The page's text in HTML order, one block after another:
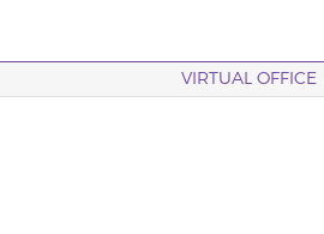
VIRTUAL OFFICE